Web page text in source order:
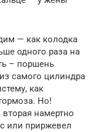
— как колодка
одного раза на
– поршень
самого цилиндра
как
Но!
намертно
или приржевел